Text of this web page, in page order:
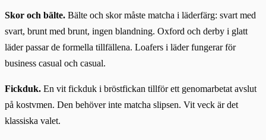
Skor och bälte. Bälte och skor måste matcha i läderfärg: svart med
svart, brunt med brunt, ingen blandning. Oxford och derby i glatt
läder passar de formella tillfällena. Loafers i läder fungerar för
business casual och casual.
Fickduk. En vit fickduk i bröstfickan tillför ett genomarbetat avslut
på kostvmen. Den behöver inte matcha slipsen. Vit veck är det
klassiska valet.